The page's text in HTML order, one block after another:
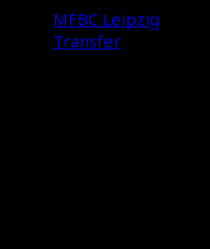
MFBC Leipzig
Transfer